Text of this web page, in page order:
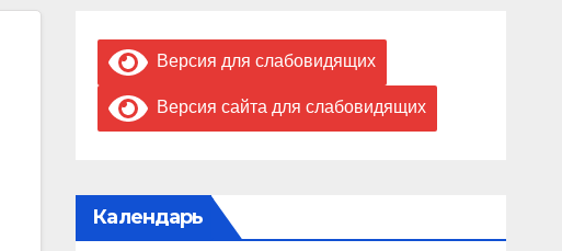
Версия для слабовидящих
Версия сайта для слабовидящих
Календарь